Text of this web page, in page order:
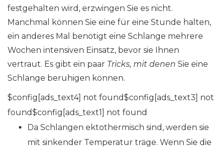
festgehalten wird, erzwingen Sie es nicht.
Manchmal können Sie eine für eine Stunde halten,
ein anderes Mal benötigt eine Schlange mehrere
Wochen intensiven Einsatz, bevor sie Ihnen
vertraut. Es gibt ein paar Tricks, mit denen Sie eine
Schlange beruhigen können.
$config[ads_text4] not found$config[ads_text3] not
found$config[ads_text1] not found
Da Schlangen ektothermisch sind, werden sie
mit sinkender Temperatur träge. Wenn Sie die